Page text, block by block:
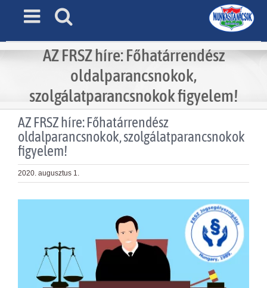
AZ FRSZ híre: Főhatárrendész
oldalparancsnokok,
szolgálatparancsnokok figyelem!
AZ FRSZ híre: Főhatárrendész
oldalparancsnokok, szolgálatparancsnokok
figyelem!
2020. augusztus 1.